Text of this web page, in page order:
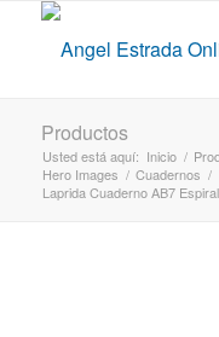
Productos
Usted está aquí: Inicio /
Hero Images / Cuadernos /
Laprida Cuaderno AB7